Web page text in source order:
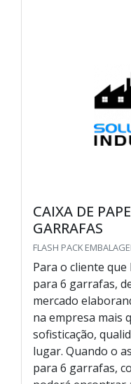
CAIXA DE
GARRAFAS
FLASH PACK
Para o cliente
para 6 garrafas,
mercado
na empresa mais
sofisticação,
lugar. Quando o
para 6 garrafas,